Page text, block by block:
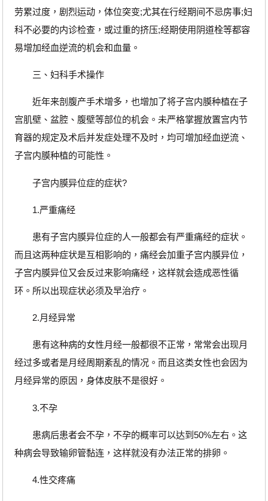
劳累过度，剧烈运动，体位突变;尤其在行经期间不忌房事;妇
科不必要的内诊检查，或过重的挤压;经期使用阴道栓等都容
易增加经血逆流的机会和血量。
三、妇科手术操作
近年来剖腹产手术增多，也增加了将子宫内膜种植在子
宫肌壁、盆腔、腹壁等部位的机会。未严格掌握放置宫内节
育器的规定及术后并发症处理不及时，均可增加经血逆流、
子宫内膜种植的可能性。
子宫内膜异位症的症状?
1.严重痛经
患有子宫内膜异位症的人一般都会有严重痛经的症状。
而且这两种症状是互相影响的，痛经会加重子宫内膜异位，
子宫内膜异位又会反过来影响痛经，这样就会造成恶性循
环。所以出现症状必须及早治疗。
2.月经异常
患有这种病的女性月经一般都很不正常，常常会出现月
经过多或者是月经周期紊乱的情况。而且这类女性也会因为
月经异常的原因，身体皮肤不是很好。
3.不孕
患病后患者会不孕，不孕的概率可以达到50%左右。这
种病会导致输卵管黏连，这样就没有办法正常的排卵。
4.性交疼痛